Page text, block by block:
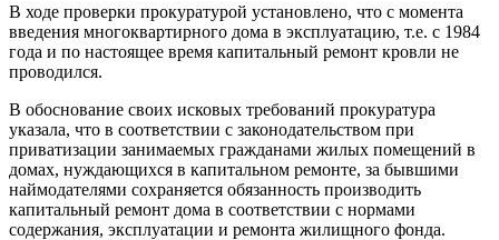
В ходе проверки прокуратурой установлено, что с момента
введения многоквартирного дома в эксплуатацию, т.е. с 1984
года и по настоящее время капитальный ремонт кровли не
проводился.
В обоснование своих исковых требований прокуратура
указала, что в соответствии с законодательством при
приватизации занимаемых гражданами жилых помещений в
домах, нуждающихся в капитальном ремонте, за бывшими
наймодателями сохраняется обязанность производить
капитальный ремонт дома в соответствии с нормами
содержания, эксплуатации и ремонта жилищного фонда.